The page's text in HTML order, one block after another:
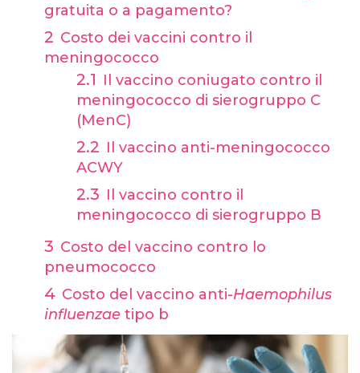
gratuita o a pagamento?
Costo dei vaccini contro il
meningococco
Il vaccino coniugato contro il
meningococco di sierogruppo C
(MenC)
Il vaccino anti-meningococco
ACWY
Il vaccino contro il
meningococco di sierogruppo B
Costo del vaccino contro lo
pneumococco
Costo del vaccino anti-Haemophilus
influenzae tipo b